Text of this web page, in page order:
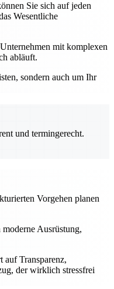
Sie sich auf jeden
Wesentliche
mit komplexen
abläuft.
sondern auch um Ihr
und termingerecht.
Vorgehen planen
Ausrüstung,
auf Transparenz,
der wirklich stressfrei